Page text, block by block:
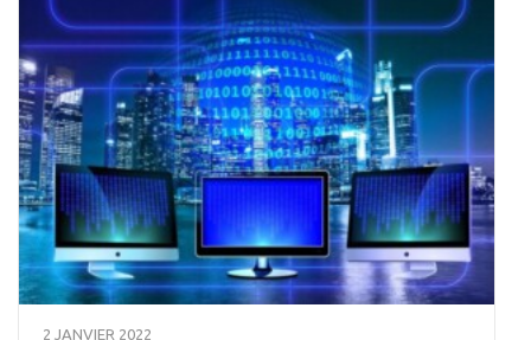
2 JANVIER 2022